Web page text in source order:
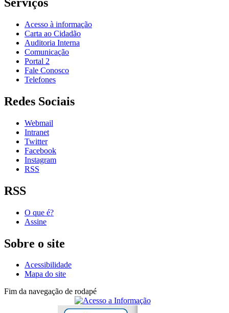
Acesso à informação
Carta ao Cidadão
Auditoria Interna
Comunicação
Portal 2
Fale Conosco
Telefones
Redes Sociais
Webmail
Intranet
Twitter
Facebook
Instagram
RSS
RSS
O que é?
Assine
Sobre o site
Acessibilidade
Mapa do site
Fim da navegação de rodapé